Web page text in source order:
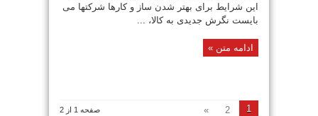
این شرایط برای بهتر شدن ساز و کارها شرکتها می
بایست نگرش جدیدی به کالا، ...
ادامه متن »
صفحه 1 از 2 1
2
»